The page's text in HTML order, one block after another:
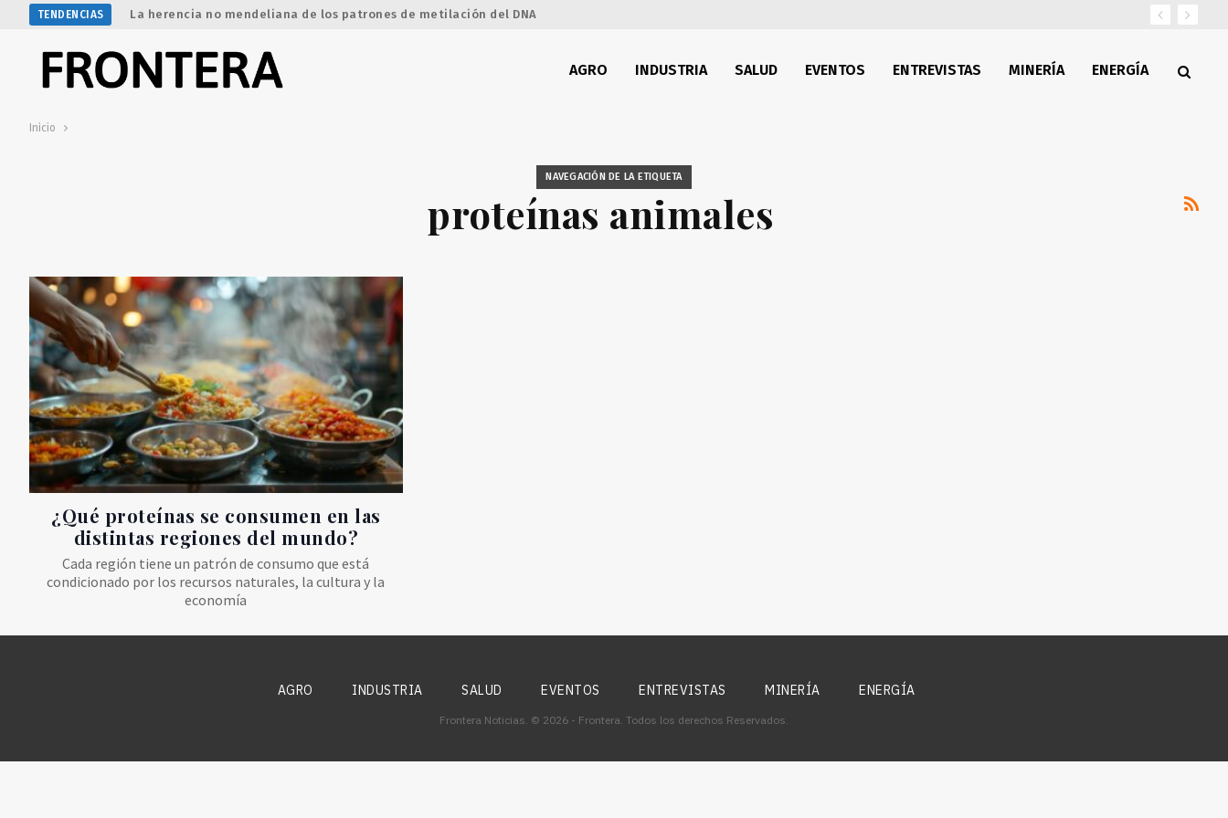
TENDENCIAS La herencia no mendeliana de los patrones de metilación del DNA
AGRO INDUSTRIA SALUD EVENTOS ENTREVISTAS MINERÍA ENERGÍA
Inicio
NAVEGACIÓN DE LA ETIQUETA
proteínas animales
¿Qué proteínas se consumen en las
distintas regiones del mundo?
Cada región tiene un patrón de consumo que está
condicionado por los recursos naturales, la cultura y la
economía
AGRO INDUSTRIA SALUD EVENTOS ENTREVISTAS MINERÍA ENERGÍA
Frontera Noticias. © 2026 - Frontera. Todos los derechos Reservados.